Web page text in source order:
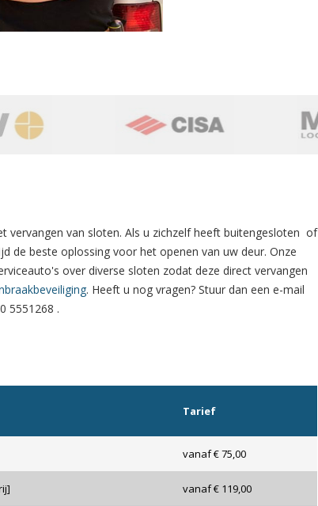
vervangen van sloten. Als u zichzelf heeft buitengesloten of
de beste oplossing voor het openen van uw deur. Onze
over diverse sloten zodat deze direct vervangen
. Heeft u nog vragen? Stuur dan een e-mail
5551268 .
Tarief
vanaf € 75,00
vanaf € 119,00